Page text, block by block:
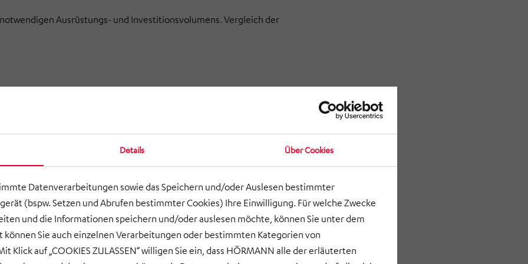
Details Über Cookies
Datenverarbeitungen sowie das Speichern und/oder Auslesen bestimmter
(bspw. Setzen und Abrufen bestimmter Cookies) Ihre Einwilligung. Für welche Zwecke
und die Informationen speichern und/oder auslesen möchte, können Sie unter dem
können Sie auch einzelnen Verarbeitungen oder bestimmten Kategorien von
Klick auf „COOKIES ZULASSEN“ willigen Sie ein, dass HÖRMANN alle der erläuterten
Ausrüstungs- und Investitionsvolumens. Vergleich der
und Wirtschaftlichkeit. Vorbereitung eines strukturierten
für einen leistungsfähigen, kosteneffizienten Betrieb.